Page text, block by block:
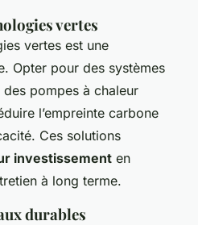
vertes
vertes est une
Opter pour des systèmes
pompes à chaleur
l’empreinte carbone
Ces solutions
investissement en
à long terme.
durables